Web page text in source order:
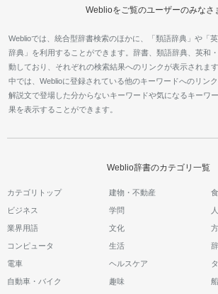
Weblioをご覧のユーザーのみなさ
Weblioでは、統合型辞書検索のほかに、「類語辞典」や「
辞典」を利用することができます。辞書、類語辞典、英和
動しており、それぞれの検索結果へのリンクが表示されま
中では、Weblioに登録されている他のキーワードへのリン
解説文で登場した分からないキーワードや気になるキーワ
果を表示することができます。
Weblio辞書のカテゴリ一覧
カテゴリトップ 建物・不動産
ビジネス 学問
業界用語 文化
コンピュータ 生活
電車 ヘルスケア
自動車・バイク 趣味 船